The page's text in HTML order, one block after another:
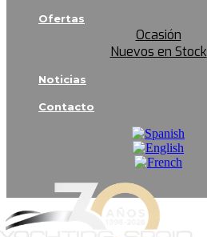
Ofertas
Ocasión
Nuevos en Stock
Noticias
Contacto